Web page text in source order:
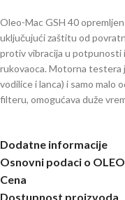
Oleo-Mac GSH 40
uključujući zaštitu od
protiv vibracija u potpunosti
rukovaoca. Motorna testera
vodilice i lanca) i samo malo
filteru, omogućava duže
Dodatne informacije
Osnovni podaci o
Cena
Dostupnost proizvoda